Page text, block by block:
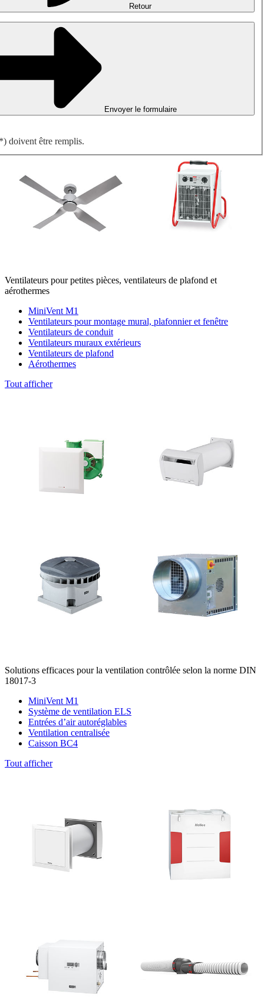
Ventilateurs pour petites pièces, ventilateurs de plafond et
aérothermes
MiniVent M1
Ventilateurs pour montage mural, plafonnier et fenêtre
Ventilateurs de conduit
Ventilateurs muraux extérieurs
Ventilateurs de plafond
Aérothermes
Tout afficher
Solutions efficaces pour la ventilation contrôlée selon la norme DIN
18017-3
MiniVent M1
Système de ventilation ELS
Entrées d’air autoréglables
Ventilation centralisée
Caisson BC4
Tout afficher
Retour
Envoyer le formulaire
doivent être remplis.